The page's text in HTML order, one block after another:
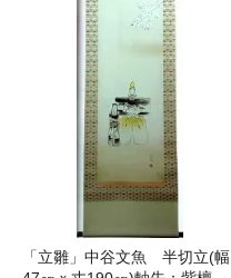
「立雛」中谷文魚 半切立(幅